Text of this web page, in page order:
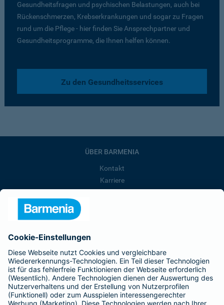
Gesundheitsfragen und psychischen Belastungen, auch bei
Rückenschmerzen, Krebserkrankungen und sogar zu Fragen
rund um die Pflege - hier finden Sie Ansprechpartner und
Gesundheitsprogramme, die Ihnen helfen können.
Zu den Gesundheitsservices
ÜBER BARMENIA
Kontakt
Karriere
Barmenia ist Teil der BarmeniaGothaer
BELIEBTE SEITEN
Kranken-Zusatzversicherung
Tierversicherungen
Haftpflichtversicherung